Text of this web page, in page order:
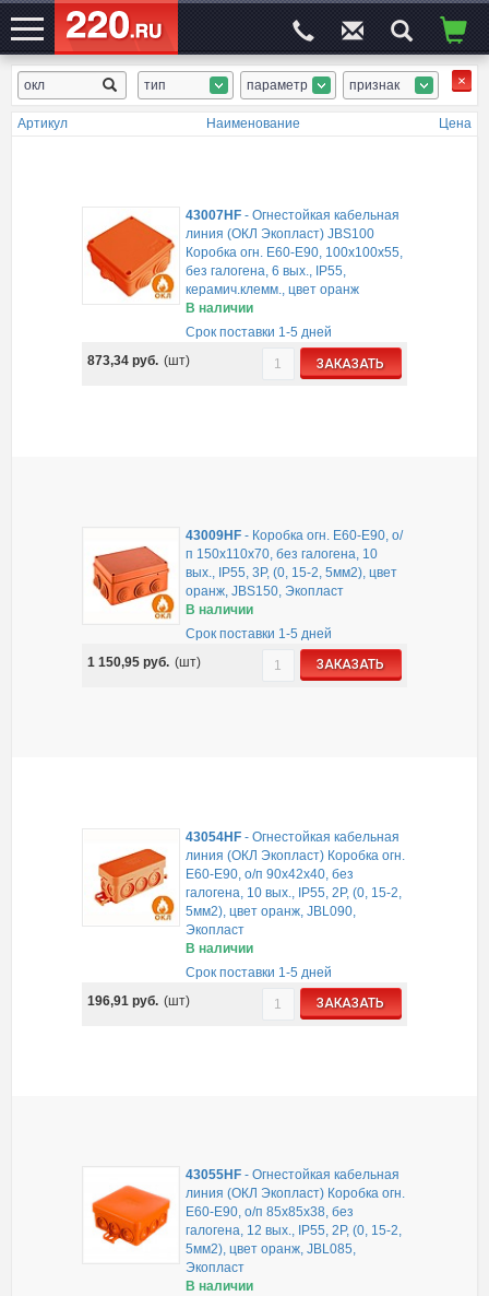
ЭЛЕКТРОСАЙТ№1 тип параметр признак
Артикул Наименование Цена
43007HF -Огнестойкая кабельная
линия (ОКЛ Экопласт) JBS100
Коробка огн. E60-E90, 100х100х55,
без галогена, 6 вых., IP55,
керамич.клемм., цвет оранж
В наличии
Срок поставки 1-5 дней
873,34руб. (шт) ЗАКАЗАТЬ
43009HF - Коробка огн. E60-E90, о/
п 150х110х70, без галогена, 10
вых., IP55, 3P, (0, 15-2, 5мм2), цвет
оранж, JBS150, Экопласт
В наличии
Срок поставки 1-5 дней
1 150,95руб. (шт) ЗАКАЗАТЬ
43054HF -Огнестойкая кабельная
линия (ОКЛ Экопласт) Коробка огн.
E60-E90, о/п 90х42х40, без
галогена, 10 вых., IP55, 2P, (0, 15-2,
5мм2), цвет оранж, JBL090,
Экопласт
В наличии
Срок поставки 1-5 дней
196,91руб. (шт) ЗАКАЗАТЬ
43055HF -Огнестойкая кабельная
линия (ОКЛ Экопласт) Коробка огн.
E60-E90, о/п 85х85х38, без
галогена, 12 вых., IP55, 2P, (0, 15-2,
5мм2), цвет оранж, JBL085,
Экопласт
В наличии